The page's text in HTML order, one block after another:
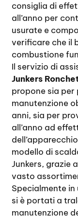
consiglia di
all’anno per
usurate e
verificare che il
combustione
Il servizio di
Junkers
propone sia
manutenzione
anni, sia per
all’anno ad
modello di
Junkers, grazie
vasto
Specialmente
si è portati a
manutenzione